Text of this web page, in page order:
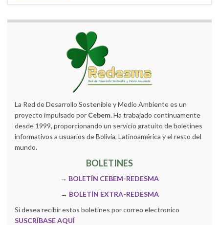
La Red de Desarrollo Sostenible y Medio Ambiente es un
proyecto impulsado por Cebem. Ha trabajado continuamente
desde 1999, proporcionando un servicio gratuito de boletines
informativos a usuarios de Bolivia, Latinoamérica y el resto del
mundo.
BOLETINES
→ BOLETÍN CEBEM-REDESMA
→ BOLETÍN EXTRA-REDESMA
Si desea recibir estos boletines por correo electronico
SUSCRÍBASE AQUÍ